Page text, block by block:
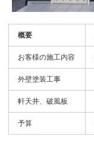
概要
お客様の施工内容
外壁塗装工事
軒天井、破風板
予算